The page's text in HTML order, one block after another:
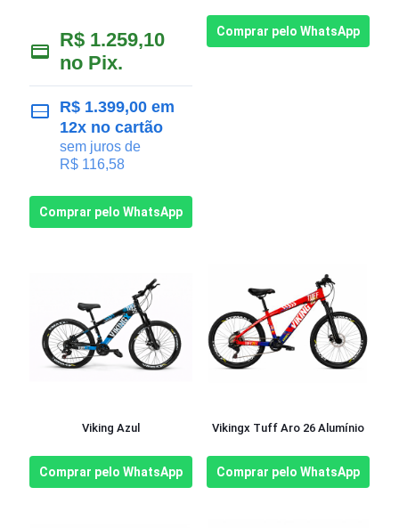
R$ 1.259,10
no Pix.
R$ 1.399,00 em
12x no cartão
sem juros de
R$ 116,58
Comprar pelo WhatsApp
Comprar pelo WhatsApp
Viking Azul
Comprar pelo WhatsApp
Vikingx Tuff Aro 26 Alumínio
Comprar pelo WhatsApp